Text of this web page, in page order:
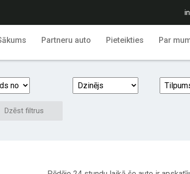
Partneru auto Pieteikties Par
Dzēst filtrus